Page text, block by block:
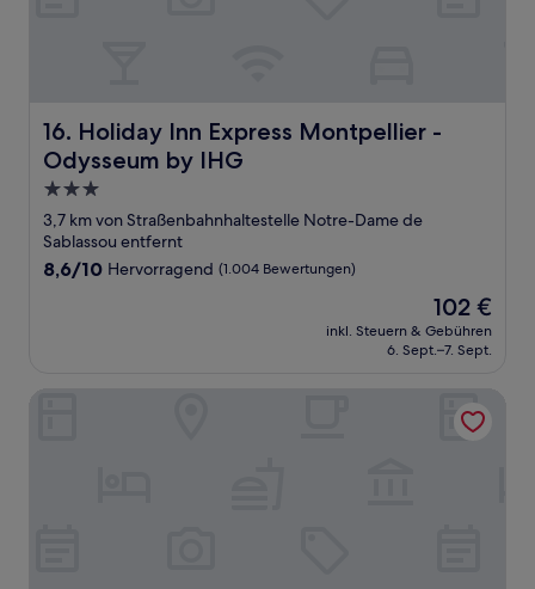
16. Holiday Inn Express Montpellier -
Odysseum by IHG
Holiday Inn Express Montpellier - Odysseum by IHG
3.0-
Sterne-
Unterkunft
3,7 km von Straßenbahnhaltestelle Notre-Dame de
Sablassou entfernt
8.6
8,6/10 Hervorragend (1.004 Bewertungen)
Der
Preis
beträgt
102 €
inkl. Steuern & Gebühren
6. Sept.–7. Sept.